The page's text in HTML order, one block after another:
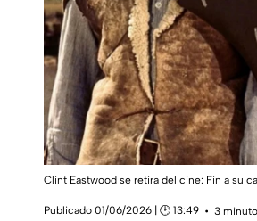
Clint Eastwood se retira del cine: Fin a su
Publicado 01/06/2026 | 🕑 13:49
3